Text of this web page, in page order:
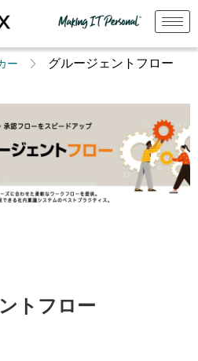
ー グルージェントフロー
トフロー